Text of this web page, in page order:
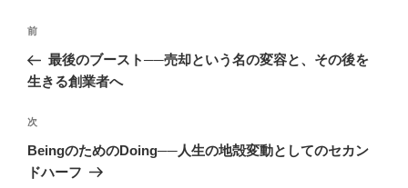
投
ナ
ゲ
ー
シ
前
の
投
前
最後のブースト──売却という名の変容と、その後を
生きる創業者へ
次
の
投
次
BeingのためのDoing──人生の地殻変動としてのセカン
ドハーフ